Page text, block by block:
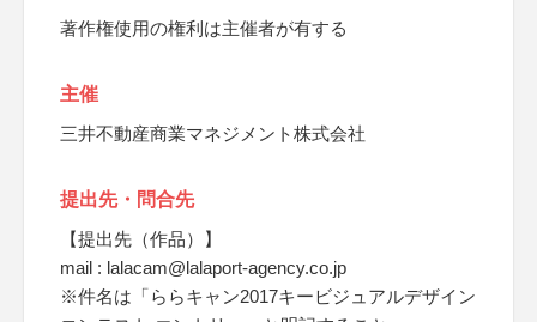
著作権使用の権利は主催者が有する
主催
三井不動産商業マネジメント株式会社
提出先・問合先
【提出先（作品）】
mail : lalacam@lalaport-agency.co.jp
※件名は「ららキャン2017キービジュアルデザイン